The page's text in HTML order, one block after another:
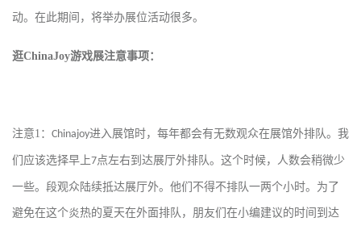
动。在此期间，将举办展位活动很多。
逛ChinaJoy游戏展注意事项：
注意1 ： Chinajoy进入展馆时，每年都会有无数观众在展馆外排队。我
们应该选择早上7点左右到达展厅外排队。这个时候，人数会稍微少
一些。段观众陆续抵达展厅外。他们不得不排队一两个小时。为了
避免在这个炎热的夏天在外面排队，朋友们在小编建议的时间到达